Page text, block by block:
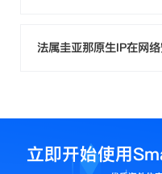
法属圭亚那原生IP在网络
立即开始使用